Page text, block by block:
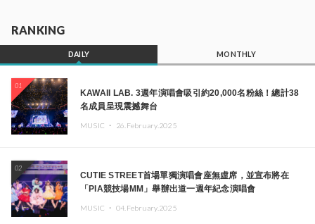
RANKING
DAILY MONTHLY
01
KAWAII LAB. 3週年演唱會吸引約20,000名粉絲！總計38
名成員呈現震撼舞台
MUSIC ・ 26.February.2025
02
CUTIE STREET首場單獨演唱會座無虛席，並宣布將在
「PIA競技場MM」舉辦出道一週年紀念演唱會
MUSIC ・ 04.February.2025